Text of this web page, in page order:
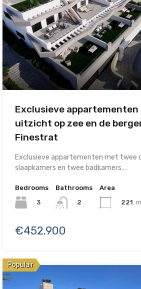
Exclusieve appartementen
uitzicht op zee en de
Finestrat
Exclusieve appartementen met twee
slaapkamers en twee badkamers.…
Bedrooms
3
Bathrooms
2
Area
221
€452.900
Populair